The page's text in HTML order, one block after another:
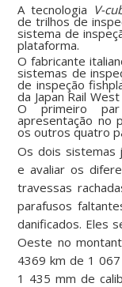
A tecnologia V-
de trilhos de
sistema de
plataforma.
O fabricante
sistemas de
de inspeção
da Japan Rail
O primeiro
apresentação no
os outros quatro
Os dois sistemas
e avaliar os
travessas
parafusos
danificados. Eles
Oeste no
4369 km de 1
1 435 mm de